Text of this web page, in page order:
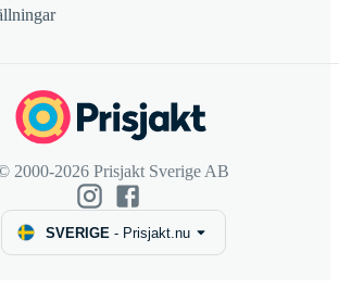
2000-2026 Prisjakt Sverige AB
SVERIGE - Prisjakt.nu